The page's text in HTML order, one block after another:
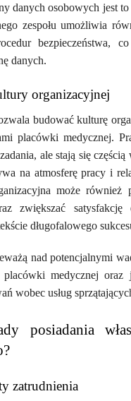
danych osobowych jest to
zespołu umożliwia
bezpieczeństwa,
danych.
organizacyjnej
budować kulturę
placówki medycznej.
ale stają się częścią
na atmosferę pracy i
może również
zwiększać
długofalowego
nad potencjalnymi
medycznej oraz
wobec usług
posiadania
zatrudnienia